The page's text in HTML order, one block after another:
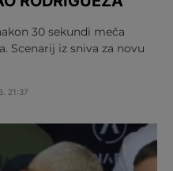
30 sekundi meča
Scenarij iz sniva za novu
21:37